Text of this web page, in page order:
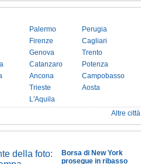
Palermo
Firenze
Genova
Catanzaro
Ancona
Trieste
L'Aquila
Perugia
Cagliari
Trento
Potenza
Campobasso
Aosta
Altre città
Borsa di New York
prosegue in ribasso